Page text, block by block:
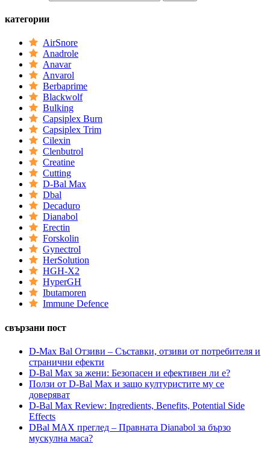
категории
AirSnore
Anadrole
Anavar
Anvarol
Berbaprime
Blackwolf
Bulking
Capsiplex Burn
Capsiplex Trim
Cilexin
Clenbutrol
Creatine
Cutting
D-Bal Max
Dbal
Decaduro
Dianabol
Erectin
Forskolin
Gynectrol
HerSolution
HGH-X2
HyperGH
Ibutamoren
Immune Defence
свързани пост
D-Max Bal Отзиви – Съставки, отзиви от потребителя и
странични ефекти
D-Bal Max за жени: Безопасен и ефективен ли е?
Ползи от D-Bal Max и защо културистите му се
доверяват
D-Bal Max Review: Ingredients, Benefits, Potential Side
Effects
DBal MAX преглед – Правната Dianabol за бързо
мускулна маса?